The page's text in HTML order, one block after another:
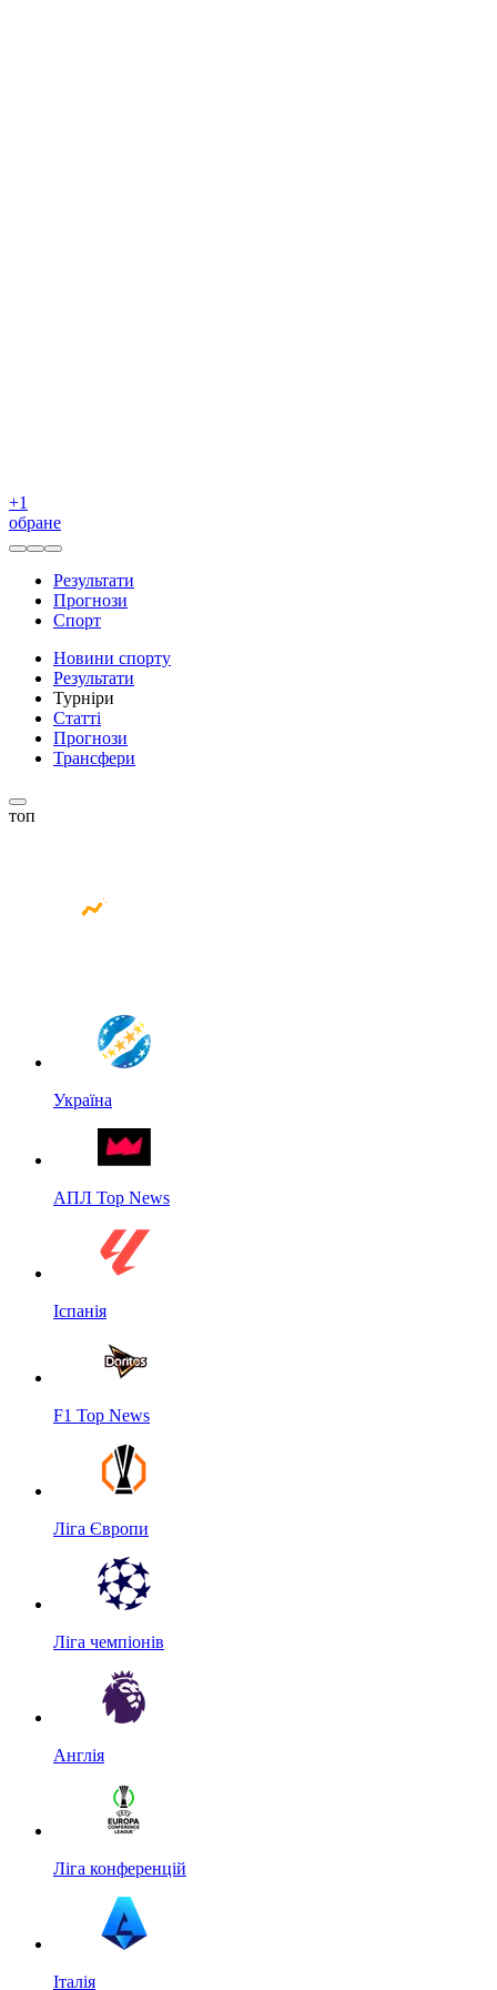
+1
обране
Результати
Прогнози
Спорт
Новини спорту
Результати
Турніри
Статті
Прогнози
Трансфери
топ
Україна
АПЛ Top News
Іспанія
F1 Top News
Ліга Європи
Ліга чемпіонів
Англія
Ліга конференцій
Італія